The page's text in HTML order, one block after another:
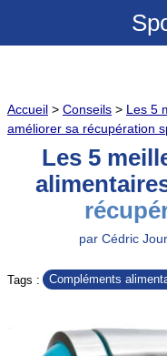
NOUVEAUTES
TESTS & REVUES
COMPARATIFS
SOLDES
Accueil > Conseils > Les 5
améliorer sa récupération
Les 5
par Cédric
Tags : Compléments